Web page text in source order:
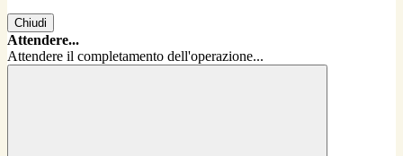
Chiudi
Attendere...
Attendere il completamento dell'operazione...